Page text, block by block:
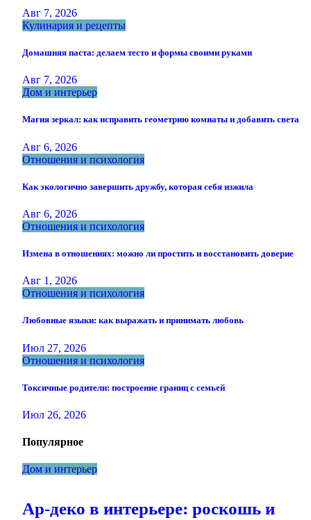
Авг 7, 2026
Кулинария и рецепты
Домашняя паста: делаем тесто и формы своими руками
Авг 7, 2026
Дом и интерьер
Магия зеркал: как исправить геометрию комнаты и добавить света
Авг 6, 2026
Отношения и психология
Как экологично завершить дружбу, которая себя изжила
Авг 6, 2026
Отношения и психология
Измена в отношениях: можно ли простить и восстановить доверие
Авг 1, 2026
Отношения и психология
Любовные языки: как выражать и принимать любовь
Июл 27, 2026
Отношения и психология
Токсичные родители: построение границ с семьей
Июл 26, 2026
Популярное
Дом и интерьер
Ар-деко в интерьере: роскошь и